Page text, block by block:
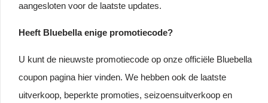
aangesloten voor de laatste updates.
Heeft Bluebella enige promotiecode?
U kunt de nieuwste promotiecode op onze officiële Bluebella
coupon pagina hier vinden. We hebben ook de laatste
uitverkoop, beperkte promoties, seizoensuitverkoop en